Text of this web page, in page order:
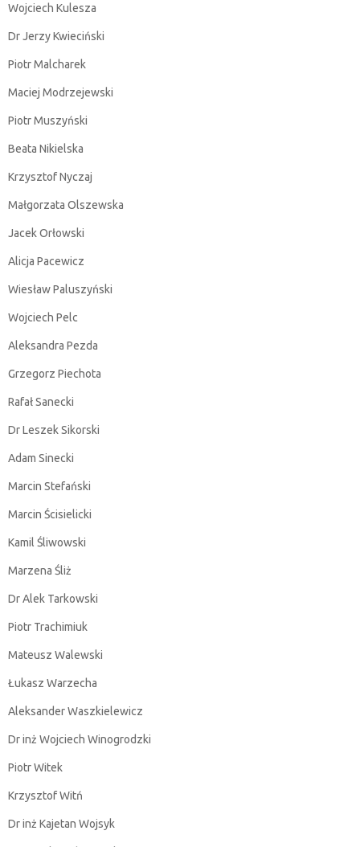
Wojciech Kulesza
Dr Jerzy Kwieciński
Piotr Malcharek
Maciej Modrzejewski
Piotr Muszyński
Beata Nikielska
Krzysztof Nyczaj
Małgorzata Olszewska
Jacek Orłowski
Alicja Pacewicz
Wiesław Paluszyński
Wojciech Pelc
Aleksandra Pezda
Grzegorz Piechota
Rafał Sanecki
Dr Leszek Sikorski
Adam Sinecki
Marcin Stefański
Marcin Ścisielicki
Kamil Śliwowski
Marzena Śliż
Dr Alek Tarkowski
Piotr Trachimiuk
Mateusz Walewski
Łukasz Warzecha
Aleksander Waszkielewicz
Dr inż Wojciech Winogrodzki
Piotr Witek
Krzysztof Witń
Dr inż Kajetan Wojsyk